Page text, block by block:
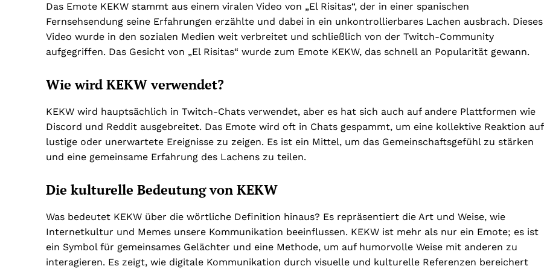
Das Emote KEKW stammt aus einem viralen Video von „El Risitas“, der in einer spanischen
Fernsehsendung seine Erfahrungen erzählte und dabei in ein unkontrollierbares Lachen ausbrach. Dieses
Video wurde in den sozialen Medien weit verbreitet und schließlich von der Twitch-Community
aufgegriffen. Das Gesicht von „El Risitas“ wurde zum Emote KEKW, das schnell an Popularität gewann.
Wie wird KEKW verwendet?
KEKW wird hauptsächlich in Twitch-Chats verwendet, aber es hat sich auch auf andere Plattformen wie
Discord und Reddit ausgebreitet. Das Emote wird oft in Chats gespammt, um eine kollektive Reaktion auf
lustige oder unerwartete Ereignisse zu zeigen. Es ist ein Mittel, um das Gemeinschaftsgefühl zu stärken
und eine gemeinsame Erfahrung des Lachens zu teilen.
Die kulturelle Bedeutung von KEKW
Was bedeutet KEKW über die wörtliche Definition hinaus? Es repräsentiert die Art und Weise, wie
Internetkultur und Memes unsere Kommunikation beeinflussen. KEKW ist mehr als nur ein Emote; es ist
ein Symbol für gemeinsames Gelächter und eine Methode, um auf humorvolle Weise mit anderen zu
interagieren. Es zeigt, wie digitale Kommunikation durch visuelle und kulturelle Referenzen bereichert